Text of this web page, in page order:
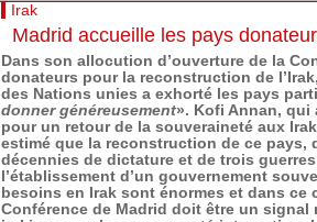
Irak
Madrid accueille les pays
Dans son allocution d’ouverture de la
donateurs pour la reconstruction de
des Nations unies a exhorté les pays
donner généreusement». Kofi Annan,
pour un retour de la souveraineté aux
estimé que la reconstruction de ce pays,
décennies de dictature et de trois
l’établissement d’un gouvernement
besoins en Irak sont énormes et dans ce
Conférence de Madrid doit être un signal